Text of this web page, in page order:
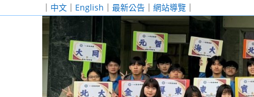
｜ 中文 ｜ English ｜ 最新公告 ｜ 網站導覽 ｜